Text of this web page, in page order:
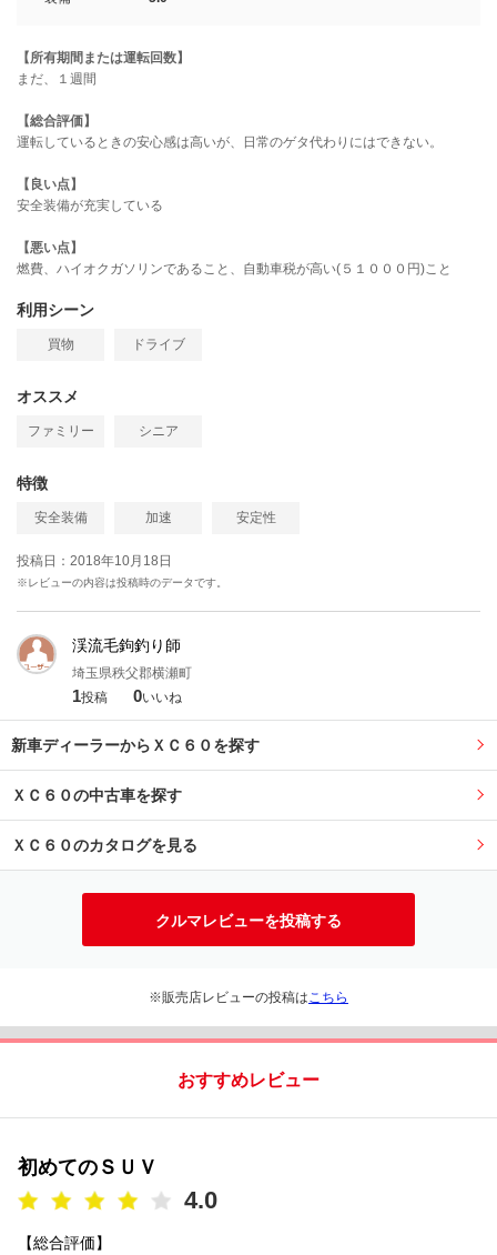
【所有期間または運転回数】
まだ、１週間
【総合評価】
運転しているときの安心感は高いが、日常のゲタ代わりにはできない。
【良い点】
安全装備が充実している
【悪い点】
燃費、ハイオクガソリンであること、自動車税が高い(５１０００円)こと
利用シーン
買物 ドライブ
オススメ
ファミリー シニア
特徴
安全装備 加速 安定性
投稿日：2018年10月18日
※レビューの内容は投稿時のデータです。
渓流毛鉤釣り師
埼玉県秩父郡横瀬町
1投稿 0いいね
新車ディーラーからＸＣ６０を探す
ＸＣ６０の中古車を探す
ＸＣ６０のカタログを見る
クルマレビューを投稿する
※販売店レビューの投稿は こちら
おすすめレビュー
初めてのＳＵＶ
4.0
【総合評価】